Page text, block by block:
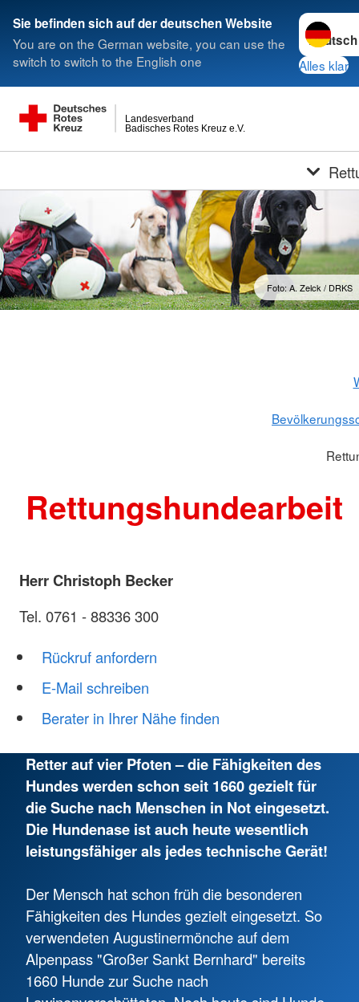
Sie befinden sich auf der deutschen Website
You are on the German website, you can use the
switch to switch to the English one
Sprache
Alles klar
Badisches Rotes Kreuz e.V.
Landesverband
Foto: A. Zelck / DRKS
Rettungshundearbeit
Herr Christoph Becker
Tel. 0761 - 88336 300
Rückruf anfordern
E-Mail schreiben
Berater in Ihrer Nähe finden
Retter auf vier Pfoten – die Fähigkeiten des
Hundes werden schon seit 1660 gezielt für
die Suche nach Menschen in Not eingesetzt.
Die Hundenase ist auch heute wesentlich
leistungsfähiger als jedes technische Gerät!
Der Mensch hat schon früh die besonderen
Fähigkeiten des Hundes gezielt eingesetzt. So
verwendeten Augustinermönche auf dem
Alpenpass "Großer Sankt Bernhard" bereits
1660 Hunde zur Suche nach